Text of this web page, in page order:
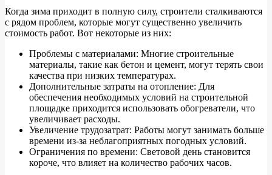
Когда зима приходит в полную силу, строители сталкиваются
с рядом проблем, которые могут существенно увеличить
стоимость работ. Вот некоторые из них:
Проблемы с материалами: Многие строительные
материалы, такие как бетон и цемент, могут терять свои
качества при низких температурах.
Дополнительные затраты на отопление: Для
обеспечения необходимых условий на строительной
площадке приходится использовать обогреватели, что
увеличивает расходы.
Увеличение трудозатрат: Работы могут занимать больше
времени из-за неблагоприятных погодных условий.
Ограничения по времени: Световой день становится
короче, что влияет на количество рабочих часов.